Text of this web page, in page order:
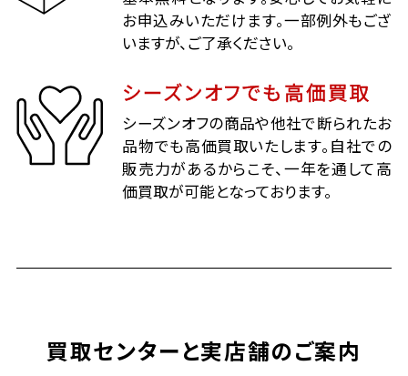
お申込みいただけます。一部例外もござ
いますが、ご了承ください。
シーズンオフでも高価買取
シーズンオフの商品や他社で断られたお
品物でも高価買取いたします。自社での
販売力があるからこそ、一年を通して高
価買取が可能となっております。
買取センターと実店舗のご案内